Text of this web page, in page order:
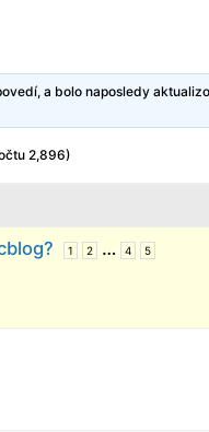
a bolo naposledy
2,896)
1 2 … 4 5